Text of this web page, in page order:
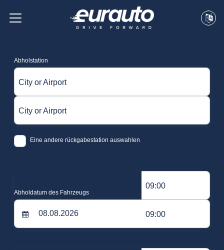
Abholstation
City or Airport
City or Airport
Eine andere rückgabestation auswahlen
Abholdatum des Fahrzeugs
09:00
09:00